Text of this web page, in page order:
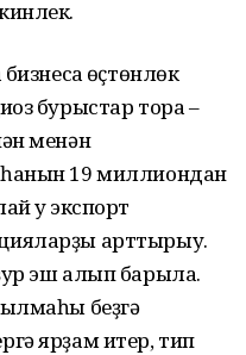
өҫтөнлөк
бурыстар тора –
менән
һанын 19 миллиондан
уҡ экспорт
арттырыу.
эш алып барыла.
беҙгә
ярҙам итер, тип